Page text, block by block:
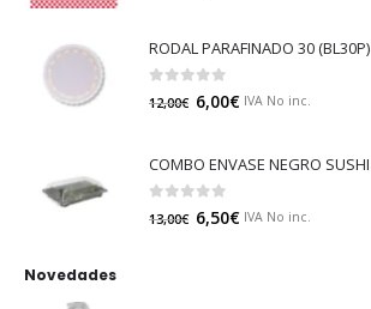
RODAL PARAFINADO 30 (BL30P)
out of 5
12,00€ 6,00€ IVA No inc.
out of 5
13,00€ 6,50€ IVA No inc.
Novedades